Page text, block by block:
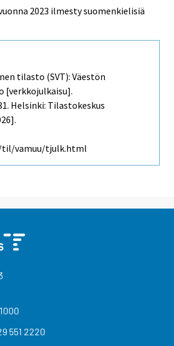
2023 ilmesty suomenkielisiä
tilasto (SVT): Väestön
[verkkojulkaisu].
Helsinki: Tilastokeskus
vamuu/tjulk.html
551 2220